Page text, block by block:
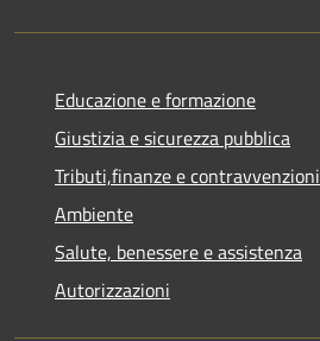
Educazione e formazione
Giustizia e sicurezza pubblica
Tributi,finanze e contravvenzioni
Ambiente
Salute, benessere e assistenza
Autorizzazioni